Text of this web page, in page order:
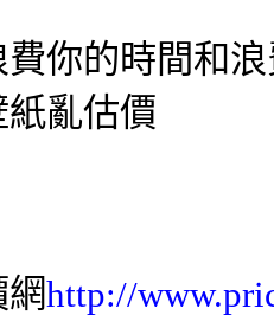
你的時間和
紙亂估價
http://